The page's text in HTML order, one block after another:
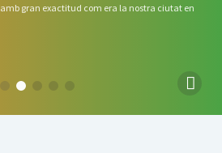
Castelló
gran exactitud com era la nostra ciutat en